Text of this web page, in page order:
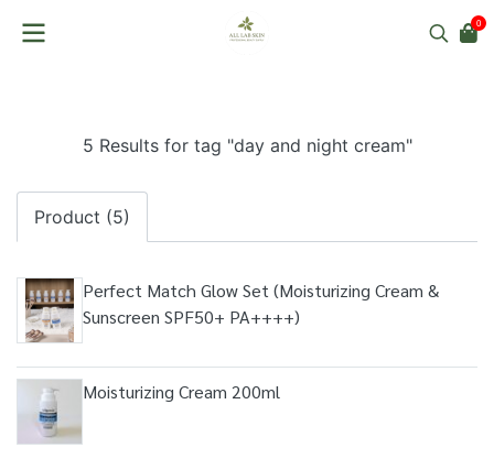
0
5 Results for tag "day and night cream"
Product (5)
Perfect Match Glow Set (Moisturizing Cream &
Sunscreen SPF50+ PA++++)
Moisturizing Cream 200ml